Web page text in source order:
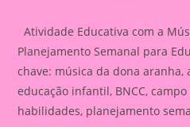
Atividade Educativa com a
Planejamento Semanal para
chave: música da dona aranha,
educação infantil, BNCC,
habilidades, planejamento